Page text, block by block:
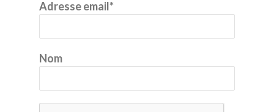
Adresse email*
Nom